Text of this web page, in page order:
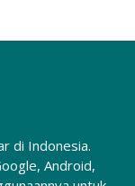
di Indonesia.
Android,